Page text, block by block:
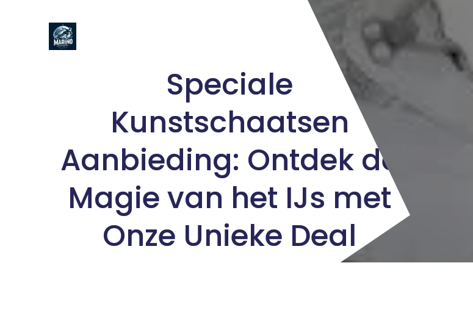
Speciale
Kunstschaatsen
Aanbieding: Ontdek de
Magie van het IJs met
Onze Unieke Deal